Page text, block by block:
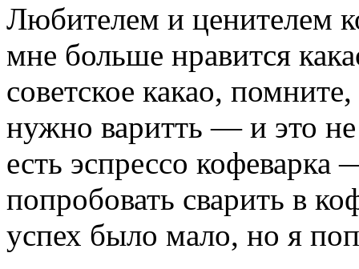
Любителем и ценителем
мне больше нравится
советское какао,
нужно варитть — и это
есть эспрессо
попробовать сварить в
успех было мало, но я